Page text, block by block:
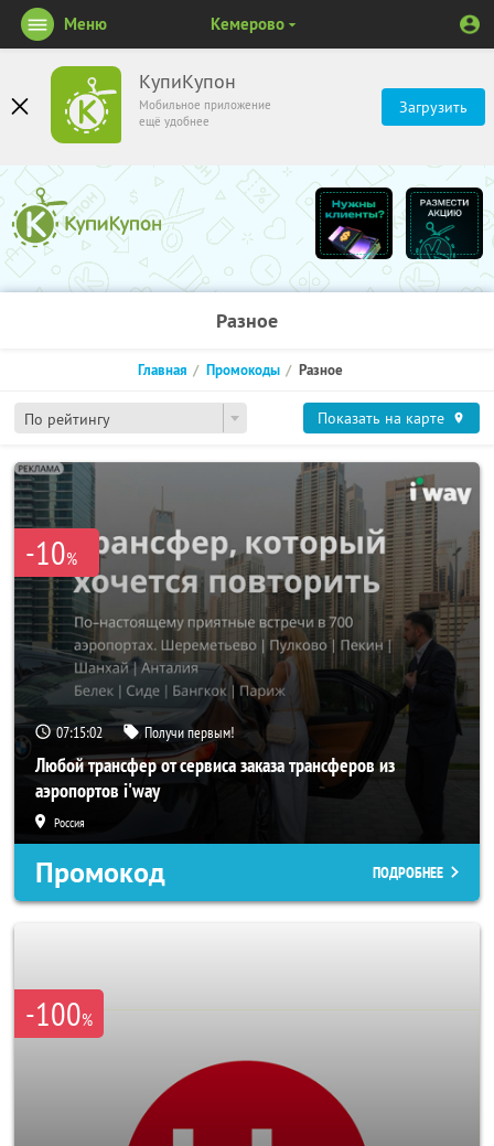
КупиКупон
Мобильное приложение
ещё удобнее
Загрузить
Меню Кемерово
Разное
По рейтингу
Главная Промокоды Разное
Показать на карте
-10%
07:15:00 Получи первым!
Любой трансфер от сервиса заказа трансферов из
аэропортов i'way
Россия
Промокод ПОДРОБНЕЕ
-100%